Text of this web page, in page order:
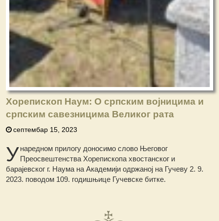
Хорепископ Наум: О српским војницима и
српским савезницима Великог рата
септембар 15, 2023
Унаредном прилогу доносимо слово Његовог
Преосвештенства Хорепископа хвостанског и
барајевског г. Наума на Академији одржаној на Гучеву 2. 9.
2023. поводом 109. годишњице Гучевске битке.